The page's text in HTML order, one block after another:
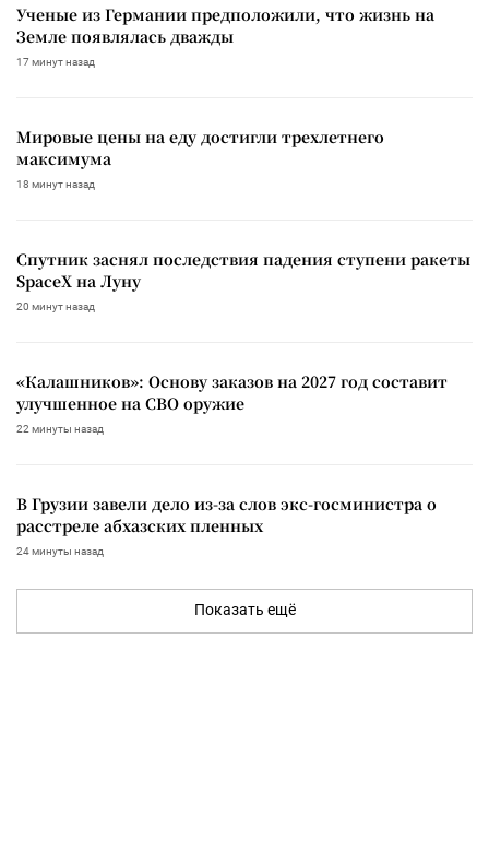
Ученые из Германии предположили, что жизнь на
Земле появлялась дважды
17 минут назад
Мировые цены на еду достигли трехлетнего
максимума
18 минут назад
Спутник заснял последствия падения ступени ракеты
SpaceX на Луну
20 минут назад
«Калашников»: Основу заказов на 2027 год составит
улучшенное на СВО оружие
22 минуты назад
В Грузии завели дело из-за слов экс-госминистра о
расстреле абхазских пленных
24 минуты назад
Показать ещё